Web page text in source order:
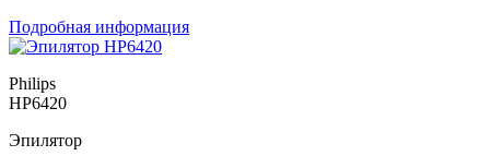
Подробная информация
Philips
HP6420
Эпилятор